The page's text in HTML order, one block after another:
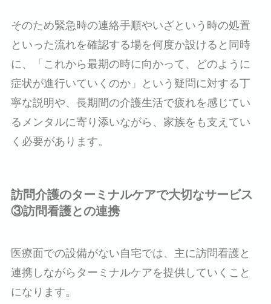
そのため緊急時の連絡手順やいざという時の処置
といった流れを確認する場を何度か設けると同時
に、「これから最期の時に向かって、どのように
症状が進行いていくのか」という疑問に対する丁
寧な説明や、長期間の介護生活で疲れを感じてい
るメンタルに寄り添いながら、家族をも支えてい
く必要があります。
訪問介護のターミナルケアで大切なサービス
③訪問看護との連携
医療面での設備がない自宅では、主に訪問看護と
連携しながらターミナルケアを提供していくこと
になります。